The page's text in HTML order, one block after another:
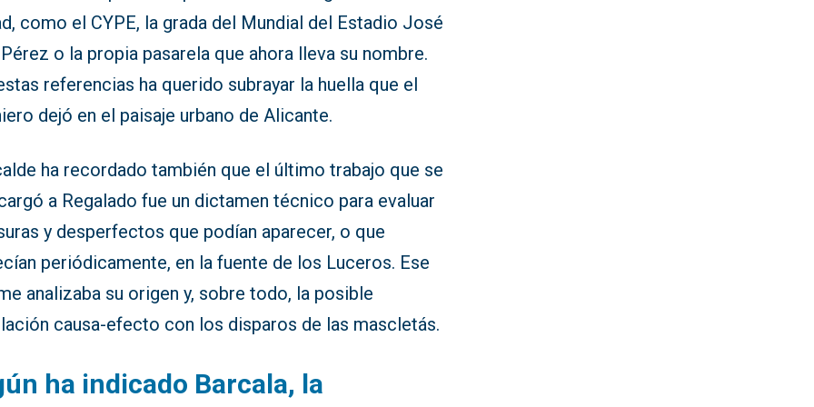
como el CYPE, la grada del Mundial del Estadio José
o la propia pasarela que ahora lleva su nombre.
referencias ha querido subrayar la huella que el
dejó en el paisaje urbano de Alicante.
ha recordado también que el último trabajo que se
a Regalado fue un dictamen técnico para evaluar
y desperfectos que podían aparecer, o que
periódicamente, en la fuente de los Luceros. Ese
analizaba su origen y, sobre todo, la posible
causa-efecto con los disparos de las mascletás.
ha indicado Barcala, la